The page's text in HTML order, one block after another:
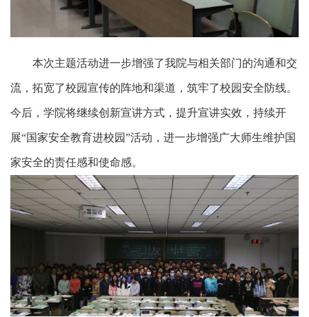
本次主题活动进一步增强了我院与相关部门的沟通和交
流，拓宽了校园宣传的阵地和渠道，筑牢了校园安全防线。
今后， 学院将继续创新宣讲方式，提升宣讲实效，持续开
展“国家安全教育进校园”活动，进一步增强广大师生维护国
家安全的责任感和使命感。